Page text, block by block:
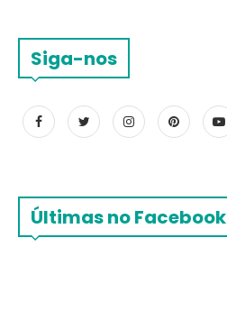
Siga-nos
Últimas no Facebook